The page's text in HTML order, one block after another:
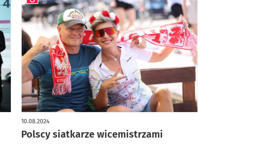
Polscy siatkarze wicemistrzami
10.08.2024
artykuł z galerią zdjęć